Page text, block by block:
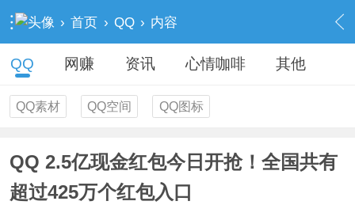
› 首页 › QQ › 内容
QQ 网赚 资讯 心情咖啡 其他
QQ素材 QQ空间 QQ图标
QQ 2.5亿现金红包今日开抢！全国共有
超过425万个红包入口